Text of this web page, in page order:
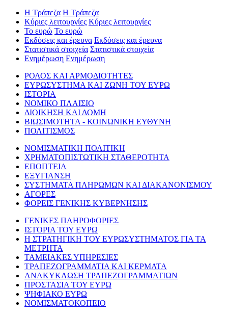
Η Τράπεζα Η Τράπεζα
Κύριες λειτουργίες Κύριες λειτουργίες
Το ευρώ Το ευρώ
Εκδόσεις και έρευνα Εκδόσεις και έρευνα
Στατιστικά στοιχεία Στατιστικά στοιχεία
Ενημέρωση Ενημέρωση
ΡΟΛΟΣ ΚΑΙ ΑΡΜΟΔΙΟΤΗΤΕΣ
ΕΥΡΩΣΥΣΤΗΜΑ ΚΑΙ ΖΩΝΗ ΤΟΥ ΕΥΡΩ
ΙΣΤΟΡΙΑ
ΝΟΜΙΚΟ ΠΛΑΙΣΙΟ
ΔΙΟΙΚΗΣΗ ΚΑΙ ΔΟΜΗ
ΒΙΩΣΙΜΟΤΗΤΑ - ΚΟΙΝΩΝΙΚΗ ΕΥΘΥΝΗ
ΠΟΛΙΤΙΣΜΟΣ
ΝΟΜΙΣΜΑΤΙΚΗ ΠΟΛΙΤΙΚΗ
ΧΡΗΜΑΤΟΠΙΣΤΩΤΙΚΗ ΣΤΑΘΕΡΟΤΗΤΑ
ΕΠΟΠΤΕΙΑ
ΕΞΥΓΙΑΝΣΗ
ΣΥΣΤΗΜΑΤΑ ΠΛΗΡΩΜΩΝ ΚΑΙ ΔΙΑΚΑΝΟΝΙΣΜΟΥ
ΑΓΟΡΕΣ
ΦΟΡΕΙΣ ΓΕΝΙΚΗΣ ΚΥΒΕΡΝΗΣΗΣ
ΓΕΝΙΚΕΣ ΠΛΗΡΟΦΟΡΙΕΣ
ΙΣΤΟΡΙΑ ΤΟΥ ΕΥΡΩ
Η ΣΤΡΑΤΗΓΙΚΗ ΤΟΥ ΕΥΡΩΣΥΣΤΗΜΑΤΟΣ ΓΙΑ ΤΑ
ΜΕΤΡΗΤΑ
ΤΑΜΕΙΑΚΕΣ ΥΠΗΡΕΣΙΕΣ
ΤΡΑΠΕΖΟΓΡΑΜΜΑΤΙΑ ΚΑΙ ΚΕΡΜΑΤΑ
ΑΝΑΚΥΚΛΩΣΗ ΤΡΑΠΕΖΟΓΡΑΜΜΑΤΙΩΝ
ΠΡΟΣΤΑΣΙΑ ΤΟΥ ΕΥΡΩ
ΨΗΦΙΑΚΟ ΕΥΡΩ
ΝΟΜΙΣΜΑΤΟΚΟΠΕΙΟ